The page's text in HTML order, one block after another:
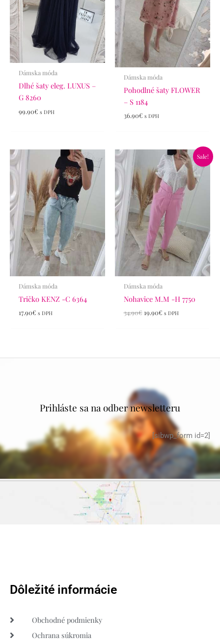
Dámska móda
Dlhé šaty eleg. LUXUS –
G 8260
99.90€ s DPH
Dámska móda
Pohodlné šaty FLOWER
– S 1184
36.90€ s DPH
Dámska móda
Tričko KENZ -C 6364
17.90€ s DPH
Sale!
Dámska móda
Nohavice M.M -H 7750
34.90€
Pôvodná
bola:
34.90€.
19.90€
Aktuálna
cena
je:
19.90€.
s DPH
Prihláste sa na odber newsletteru
[sibwp_form id=2]
Dôležité informácie
Obchodné podmienky
Ochrana súkromia